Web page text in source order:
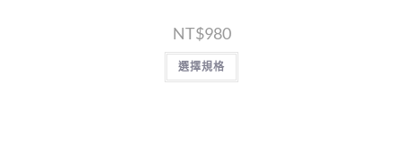
NT$980
選擇規格